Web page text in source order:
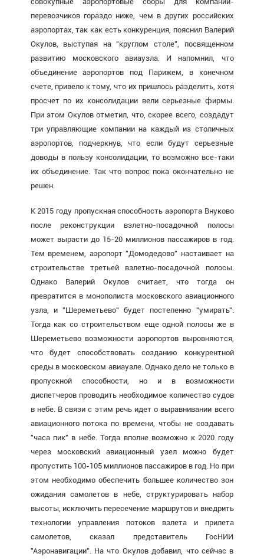
перевозчиков гораздо ниже, чем в других российских
аэропортах, так как есть конкуренция, пояснил Валерий
Окулов, выступая на "круглом столе", посвященном
развитию московского авиаузла. И напомнил, что
объединение аэропортов под Парижем, в конечном
счете, привело к тому, что их пришлось разделить, хотя
просчет по их консолидации вели серьезные фирмы.
При этом Окулов отметил, что, скорее всего, создадут
три управляющие компании на каждый из столичных
аэропортов, подчеркнув, что если будут серьезные
доводы в пользу консолидации, то возможно все-таки
их объединение. Так что вопрос пока окончательно не
решен.
К 2015 году пропускная способность аэропорта Внуково
после реконструкции взлетно-посадочной полосы
может вырасти до 15-20 миллионов пассажиров в год.
Тем временем, аэропорт "Домодедово" настаивает на
строительстве третьей взлетно-посадочной полосы.
Однако Валерий Окулов считает, что тогда он
превратится в монополиста московского авиационного
узла, и "Шереметьево" будет постепенно "умирать".
Тогда как со строительством еще одной полосы же в
Шереметьево возможности аэропортов выровняются,
что будет способствовать созданию конкурентной
среды в московском авиаузле. Однако дело не только в
пропускной способности, но и в возможности
диспетчеров проводить необходимое количество судов
в небе. В связи с этим речь идет о выравнивании всего
авиационного потока по времени, чтобы не создавать
"часа пик" в небе. Тогда вполне возможно к 2020 году
через московский авиационный узел можно будет
пропустить 100-105 миллионов пассажиров в год. Но при
этом необходимо обеспечить большее количество зон
ожидания самолетов в небе, структурировать набор
высоты, исключить пересечение маршрутов и внедрить
технологии управления потоков взлета и прилета
самолетов, сказал представитель ГосНИИ
"Аэронавигации". На что Окулов добавил, что сейчас в